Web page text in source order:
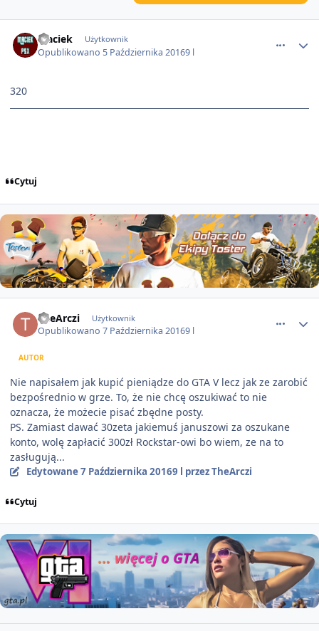
Maciek Użytkownik
Opublikowano 5 Października 20169 l
320
Cytuj
TheArczi Użytkownik
Opublikowano7 Października 20169 l
AUTOR
Nie napisałem jak kupić pieniądze do GTA V lecz jak ze zarobić
bezpośrednio w grze. To, że nie chcę oszukiwać to nie
oznacza, że możecie pisać zbędne posty.
PS. Zamiast dawać 30zeta jakiemuś januszowi za oszukane
konto, wolę zapłacić 300zł Rockstar-owi bo wiem, ze na to
zasługują...
Edytowane7 Października 20169 l przez TheArczi
Cytuj